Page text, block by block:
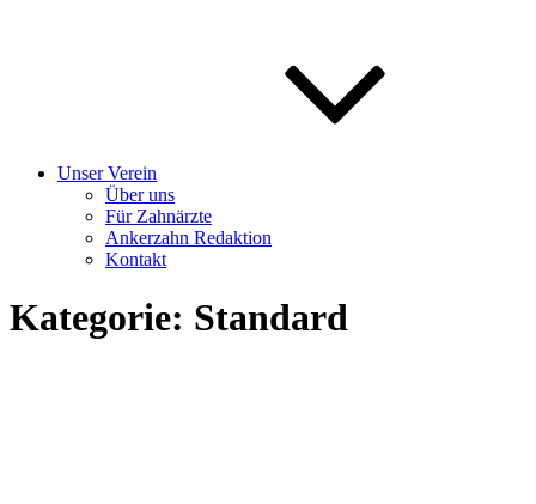
Unser Verein
Über uns
Für Zahnärzte
Ankerzahn Redaktion
Kontakt
Kategorie: Standard